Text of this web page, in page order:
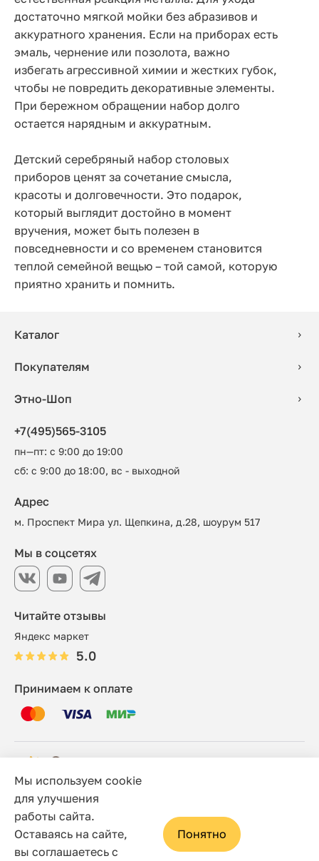
достаточно мягкой мойки без абразивов и
аккуратного хранения. Если на приборах есть
эмаль, чернение или позолота, важно
избегать агрессивной химии и жестких губок,
чтобы не повредить декоративные элементы.
При бережном обращении набор долго
остается нарядным и аккуратным.
Детский серебряный набор столовых
приборов ценят за сочетание смысла,
красоты и долговечности. Это подарок,
который выглядит достойно в момент
вручения, может быть полезен в
повседневности и со временем становится
теплой семейной вещью – той самой, которую
приятно хранить и помнить.
Каталог
Покупателям
Этно-Шоп
+7(495)565-3105
пн—пт: с 9:00 до 19:00
сб: с 9:00 до 18:00, вс - выходной
Читайте отзывы
Яндекс маркет
5.0
Адрес
м. Проспект Мира ул. Щепкина, д.28, шоурум 517
Принимаем к оплате
Мы в соцсетях
© 2006 - 2026 Этно-шоп, Интернет-магазин
Политика конфиденциальности
Сайт носит исключительно информационный характер, и
ни при каких условиях не является публичной офертой,
Мы используем cookie
для улучшения
работы сайта.
Оставаясь на сайте,
вы соглашаетесь с
Понятно